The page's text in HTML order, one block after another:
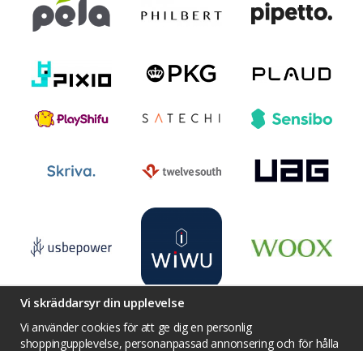
Vi skräddarsyr din upplevelse
Vi använder cookies för att ge dig en personlig
shoppingupplevelse, personanpassad annonsering och för hålla